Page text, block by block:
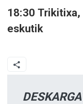
18:30
eskutik